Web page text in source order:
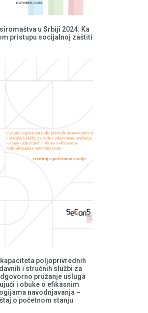
u Srbiji 2024: Ka
pristupu socijalnoj zaštiti
poljoprivrednih
i stručnih službi za
pružanje usluga
i obuke o efikasnim
navodnjavanja –
o početnom stanju